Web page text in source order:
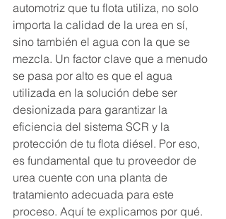
automotriz que tu flota utiliza, no solo
importa la calidad de la urea en sí,
sino también el agua con la que se
mezcla. Un factor clave que a menudo
se pasa por alto es que el agua
utilizada en la solución debe ser
desionizada para garantizar la
eficiencia del sistema SCR y la
protección de tu flota diésel. Por eso,
es fundamental que tu proveedor de
urea cuente con una planta de
tratamiento adecuada para este
proceso. Aquí te explicamos por qué.